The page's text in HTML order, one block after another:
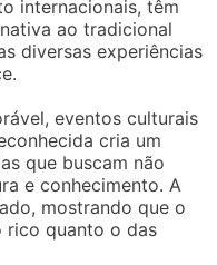
internacionais, têm
ao tradicional
diversas experiências
eventos culturais
cria um
que buscam não
e conhecimento. A
mostrando que o
rico quanto o das